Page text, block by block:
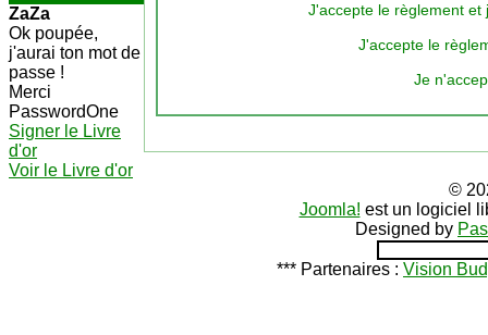
ZaZa
Ok poupée,
j'aurai ton mot de
passe !
Merci
PasswordOne
Signer le Livre
d'or
Voir le Livre d'or
J'accepte le règlement
J'accepte le
Je
©
Joomla! est un logiciel
Designed by
*** Partenaires : Vision